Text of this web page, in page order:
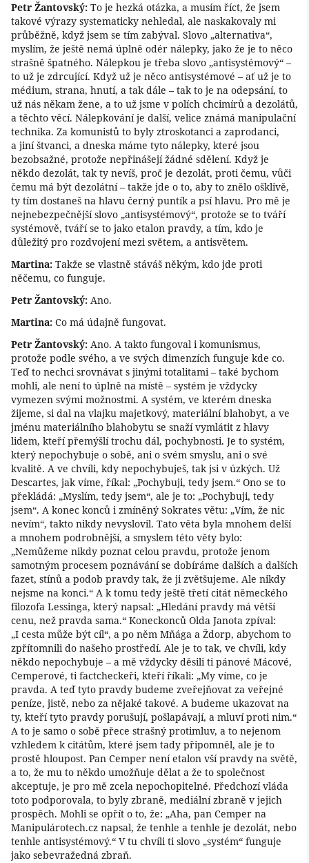
Petr Žantovský: To je hezká otázka, a musím říct, že jsem
takové výrazy systematicky nehledal, ale naskakovaly mi
průběžně, když jsem se tím zabýval. Slovo „alternativa“,
myslím, že ještě nemá úplně odér nálepky, jako že je to něco
strašně špatného. Nálepkou je třeba slovo „antisystémový“ –
to už je zdrcující. Když už je něco antisystémové – ať už je to
médium, strana, hnutí, a tak dále – tak to je na odepsání, to
už nás někam žene, a to už jsme v polích chcimírů a dezolátů,
a těchto věcí. Nálepkování je další, velice známá manipulační
technika. Za komunistů to byly ztroskotanci a zaprodanci,
a jiní štvanci, a dneska máme tyto nálepky, které jsou
bezobsažné, protože nepřinášejí žádné sdělení. Když je
někdo dezolát, tak ty nevíš, proč je dezolát, proti čemu, vůči
čemu má být dezolátní – takže jde o to, aby to znělo ošklivě,
ty tím dostaneš na hlavu černý puntík a psí hlavu. Pro mě je
nejnebezpečnější slovo „antisystémový“, protože se to tváří
systémově, tváří se to jako etalon pravdy, a tím, kdo je
důležitý pro rozdvojení mezi světem, a antisvětem.
Martina: Takže se vlastně stáváš někým, kdo jde proti
něčemu, co funguje.
Petr Žantovský: Ano.
Martina: Co má údajně fungovat.
Petr Žantovský: Ano. A takto fungoval i komunismus,
protože podle svého, a ve svých dimenzích funguje kde co.
Teď to nechci srovnávat s jinými totalitami – také bychom
mohli, ale není to úplně na místě – systém je vždycky
vymezen svými možnostmi. A systém, ve kterém dneska
žijeme, si dal na vlajku majetkový, materiální blahobyt, a ve
jménu materiálního blahobytu se snaží vymlátit z hlavy
lidem, kteří přemýšlí trochu dál, pochybnosti. Je to systém,
který nepochybuje o sobě, ani o svém smyslu, ani o své
kvalitě. A ve chvíli, kdy nepochybuješ, tak jsi v úzkých. Už
Descartes, jak víme, říkal: „Pochybuji, tedy jsem.“ Ono se to
překládá: „Myslím, tedy jsem“, ale je to: „Pochybuji, tedy
jsem“. A konec konců i zmíněný Sokrates větu: „Vím, že nic
nevím“, takto nikdy nevyslovil. Tato věta byla mnohem delší
a mnohem podrobnější, a smyslem této věty bylo:
„Nemůžeme nikdy poznat celou pravdu, protože jenom
samotným procesem poznávání se dobíráme dalších a dalších
fazet, stínů a podob pravdy tak, že ji zvětšujeme. Ale nikdy
nejsme na konci.“ A k tomu tedy ještě třetí citát německého
filozofa Lessinga, který napsal: „Hledání pravdy má větší
cenu, než pravda sama.“ Koneckonců Olda Janota zpíval:
„I cesta může být cíl“, a po něm Mňága a Ždorp, abychom to
zpřítomnili do našeho prostředí. Ale je to tak, ve chvíli, kdy
někdo nepochybuje – a mě vždycky děsili ti pánové Mácové,
Cemperové, ti factcheckeři, kteří říkali: „My víme, co je
pravda. A teď tyto pravdy budeme zveřejňovat za veřejné
peníze, jistě, nebo za nějaké takové. A budeme ukazovat na
ty, kteří tyto pravdy porušují, pošlapávají, a mluví proti nim.“
A to je samo o sobě přece strašný protimluv, a to nejenom
vzhledem k citátům, které jsem tady připomněl, ale je to
prostě hloupost. Pan Cemper není etalon vší pravdy na světě,
a to, že mu to někdo umožňuje dělat a že to společnost
akceptuje, je pro mě zcela nepochopitelné. Předchozí vláda
toto podporovala, to byly zbraně, mediální zbraně v jejich
prospěch. Mohli se opřít o to, že: „Aha, pan Cemper na
Manipulárotech.cz napsal, že tenhle a tenhle je dezolát, nebo
tenhle antisystémový.“ V tu chvíli ti slovo „systém“ funguje
jako sebevražedná zbraň.